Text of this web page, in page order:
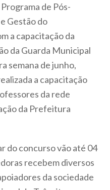
de Pós-
Gestão do
a capacitação da
da Guarda Municipal
semana de junho,
a capacitação
da rede
da Prefeitura
do concurso vão até 04
recebem diversos
da sociedade